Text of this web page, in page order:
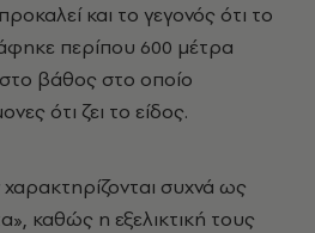
και το γεγονός ότι το
περίπου 600 μέτρα
βάθος στο οποίο
ότι ζει το είδος.
συχνά ως
καθώς η εξελικτική τους